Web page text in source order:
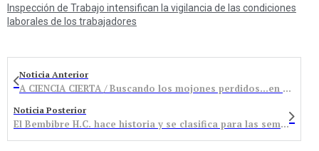
Inspección de Trabajo intensifican la vigilancia de las condiciones
laborales de los trabajadores
Noticia Anterior
A CIENCIA CIERTA / Buscando los mojones perdidos…en Castropodame
Noticia Posterior
El Bembibre H.C. hace historia y se clasifica para las semifinales de la Copa de la Reina